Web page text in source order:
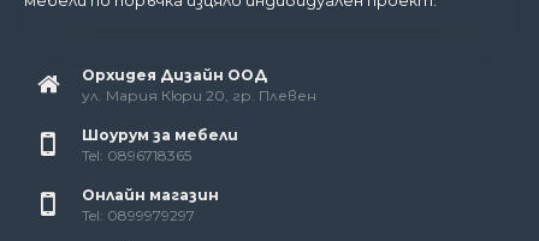
Орхидея Дизайн ООД
ул. Мария Кюри 20, гр. Плевен
Шоурум за мебели
Tel: 0896718365
Онлайн магазин
Tel: 0899979297